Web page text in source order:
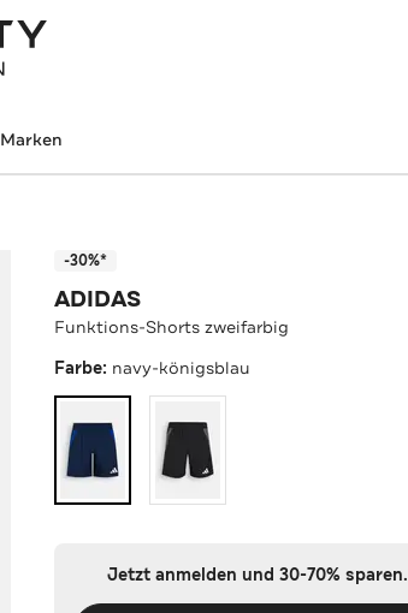
Marken
-30%*
ADIDAS
Funktions-Shorts zweifarbig
Farbe: navy-königsblau
Jetzt anmelden und 30-70% sparen.